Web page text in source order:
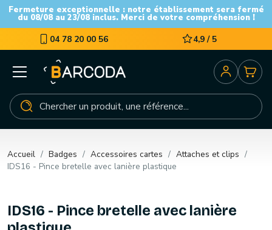
Fermeture exceptionnelle : notre établissement sera fermé
du 08/08 au 23/08 inclus. Merci de votre compréhension !
04 78 20 00 56 4,9 / 5
Accueil Badges Accessoires cartes
Attaches et clips
IDS16 - Pince bretelle avec lanière plastique
IDS16 - Pince bretelle avec lanière